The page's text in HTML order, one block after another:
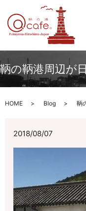
鞆の鞆港周辺が
HOME Blog 鞆
2018/08/07